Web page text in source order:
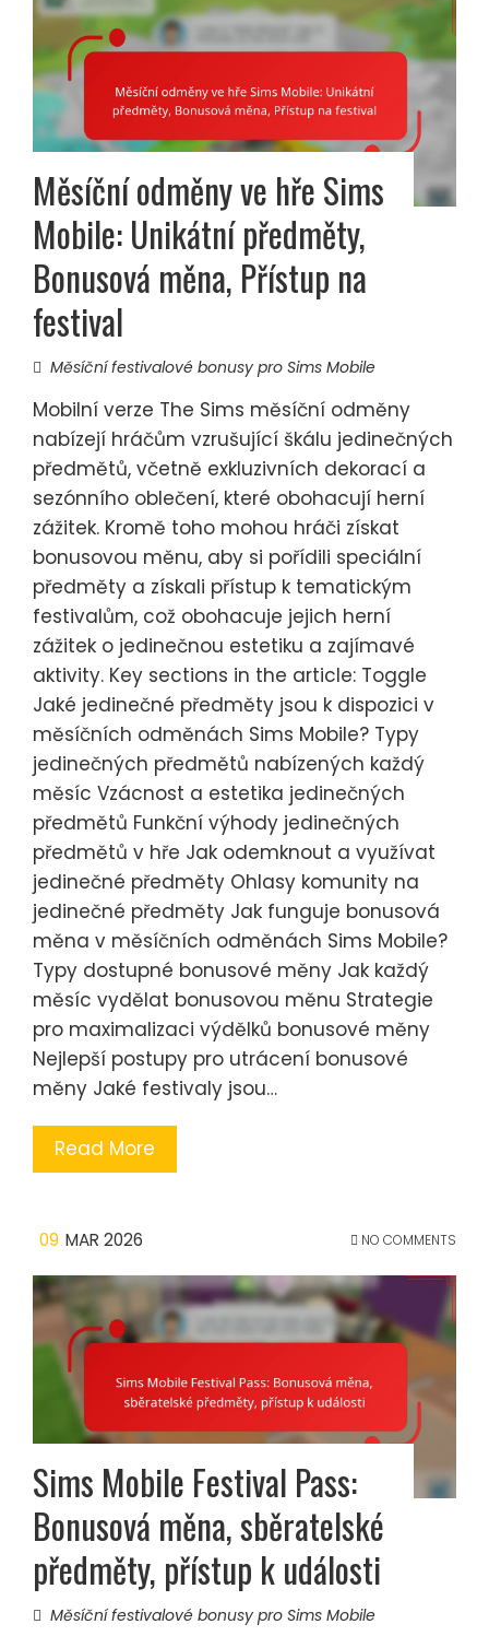
Měsíční odměny ve hře Sims
Mobile: Unikátní předměty,
Bonusová měna, Přístup na
festival
Měsíční festivalové bonusy pro Sims Mobile
Mobilní verze The Sims měsíční odměny
nabízejí hráčům vzrušující škálu jedinečných
předmětů, včetně exkluzivních dekorací a
sezónního oblečení, které obohacují herní
zážitek. Kromě toho mohou hráči získat
bonusovou měnu, aby si pořídili speciální
předměty a získali přístup k tematickým
festivalům, což obohacuje jejich herní
zážitek o jedinečnou estetiku a zajímavé
aktivity. Key sections in the article: Toggle
Jaké jedinečné předměty jsou k dispozici v
měsíčních odměnách Sims Mobile? Typy
jedinečných předmětů nabízených každý
měsíc Vzácnost a estetika jedinečných
předmětů Funkční výhody jedinečných
předmětů v hře Jak odemknout a využívat
jedinečné předměty Ohlasy komunity na
jedinečné předměty Jak funguje bonusová
měna v měsíčních odměnách Sims Mobile?
Typy dostupné bonusové měny Jak každý
měsíc vydělat bonusovou měnu Strategie
pro maximalizaci výdělků bonusové měny
Nejlepší postupy pro utrácení bonusové
měny Jaké festivaly jsou…
Read More
09 MAR 2026 NO COMMENTS
Sims Mobile Festival Pass:
Bonusová měna, sběratelské
předměty, přístup k události
Měsíční festivalové bonusy pro Sims Mobile